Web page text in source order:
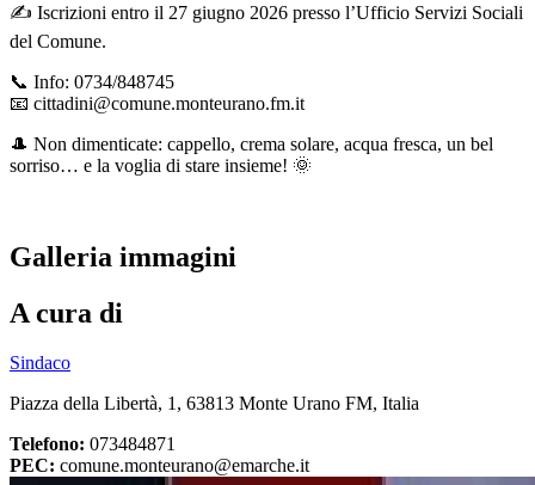
✍️ Iscrizioni entro il 27 giugno 2026 presso l’Ufficio Servizi Sociali
del Comune.
📞 Info: 0734/848745
📧 cittadini@comune.monteurano.fm.it
🎩 Non dimenticate: cappello, crema solare, acqua fresca, un bel
sorriso… e la voglia di stare insieme! 🌞
Galleria immagini
A cura di
Sindaco
Piazza della Libertà, 1, 63813 Monte Urano FM, Italia
Telefono: 073484871
PEC: comune.monteurano@emarche.it